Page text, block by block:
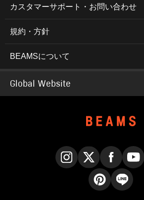
カスタマーサポート・お問い合わせ
規約・方針
BEAMSについて
Global Website